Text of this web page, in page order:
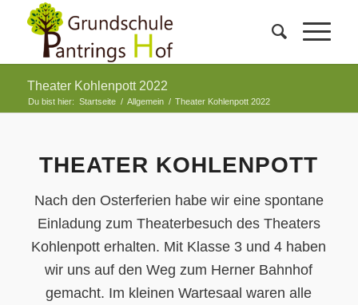
Theater Kohlenpott 2022
Du bist hier: Startseite / Allgemein / Theater Kohlenpott 2022
THEATER KOHLENPOTT
Nach den Osterferien habe wir eine spontane
Einladung zum Theaterbesuch des Theaters
Kohlenpott erhalten. Mit Klasse 3 und 4 haben
wir uns auf den Weg zum Herner Bahnhof
gemacht. Im kleinen Wartesaal waren alle